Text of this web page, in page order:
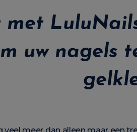
uw nagels
meer dan alleen maar een